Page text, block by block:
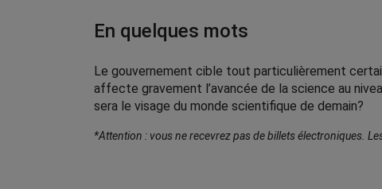
En quelques mots
Le gouvernement cible tout particulièrement
affecte gravement l’avancée de la science au
sera le visage du monde scientifique de demain?
*Attention : vous ne recevrez pas de billets électroniques.